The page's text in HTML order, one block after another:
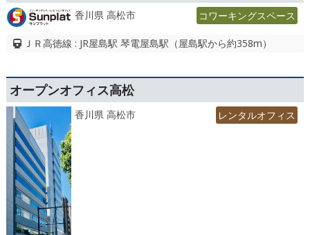
香川県 高松市 コワーキングスペース
ＪＲ高徳線 : JR屋島駅 琴電屋島駅（屋島駅から約358m）
オープンオフィス高松
香川県 高松市 レンタルオフィス